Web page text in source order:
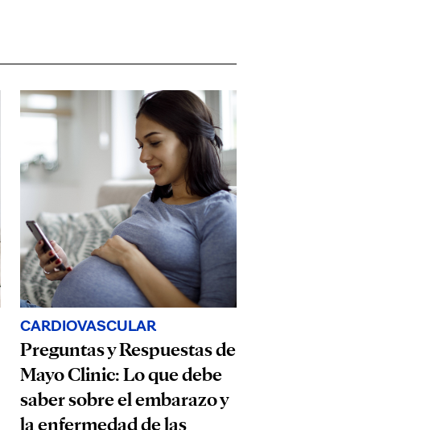
CARDIOVASCULAR
Preguntas y Respuestas de
Mayo Clinic: Lo que debe
saber sobre el embarazo y
la enfermedad de las